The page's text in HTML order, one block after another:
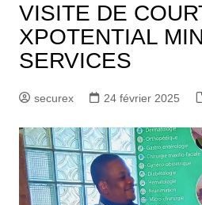
VISITE DE
XPOTENTIAL
SERVICES
securex 24 février 2025